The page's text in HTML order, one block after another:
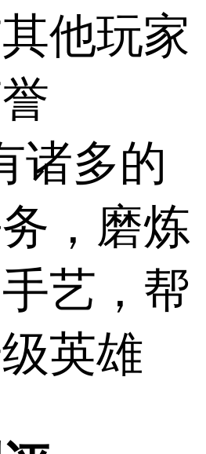
他玩家
诸多的
，磨炼
艺，帮
英雄